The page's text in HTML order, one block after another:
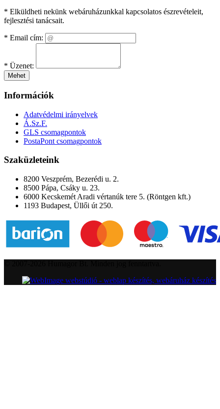
* Elküldheti nekünk webáruházunkkal kapcsolatos észrevételeit,
fejlesztési tanácsait.
* Email cím:
* Üzenet:
Mehet
Információk
Adatvédelmi irányelvek
Á.Sz.F.
GLS csomagpontok
PostaPont csomagpontok
Szaküzleteink
8200 Veszprém, Bezerédi u. 2.
8500 Pápa, Csáky u. 23.
6000 Kecskemét Aradi vértanúk tere 5. (Röntgen kft.)
1193 Budapest, Üllői út 250.